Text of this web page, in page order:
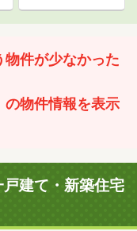
物件が少なかった
の物件情報を表示
建て・新築住宅